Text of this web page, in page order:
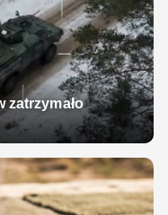
zatrzymało